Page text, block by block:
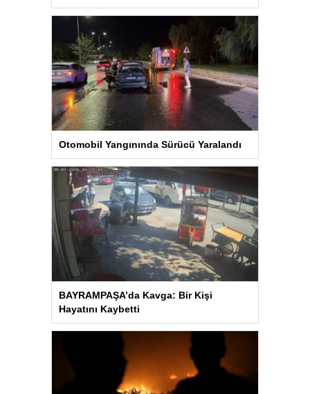
Otomobil Yangınında Sürücü Yaralandı
BAYRAMPAŞA’da Kavga: Bir Kişi
Hayatını Kaybetti